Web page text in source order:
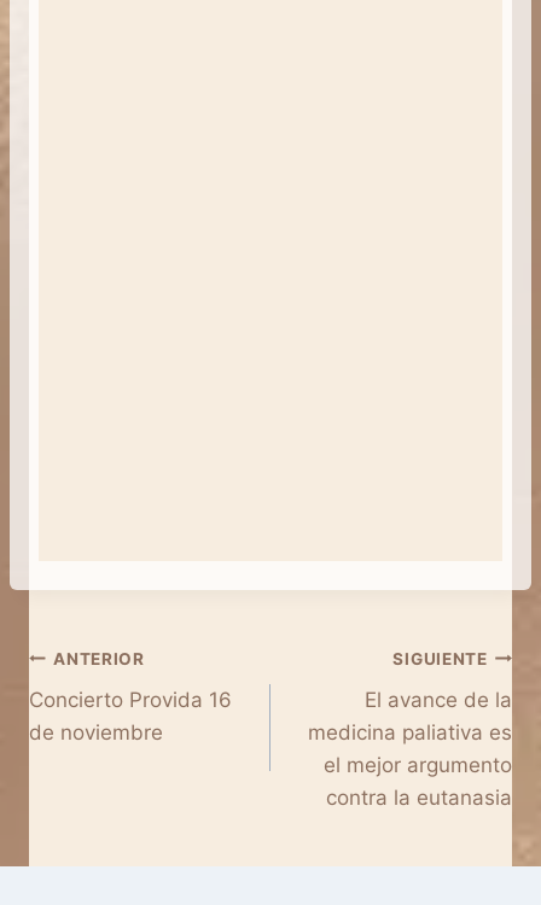
Navegación
de
ANTERIOR
Concierto Provida 16
SIGUIENTE
El avance de la
medicina paliativa es
el mejor argumento
contra la eutanasia